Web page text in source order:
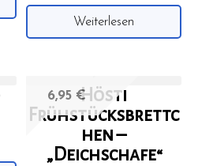
Weiterlesen
Hösti
Frühstücksbrettc
hen –
„Deichschafe“
6,95 €